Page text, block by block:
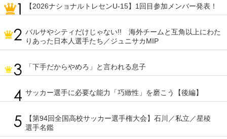
【2026ナショナルトレセンU-15】1回目参加メンバー発表！
バルサやシティだけじゃない!! 海外チームと互角以上にわた
りあった日本人選手たち／ジュニサカMIP
「下手だからやめろ」と言われる息子
サッカー選手に必要な能力「巧緻性」を磨こう【後編】
【第94回全国高校サッカー選手権大会】石川／私立／星稜
選手名鑑